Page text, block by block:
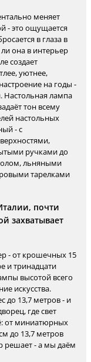
меняет
- это ощущается
в глаза в
она в интерьер
создает
уютнее,
на годы -
Настольная лампа
тон всему
настольных
- с
ручками до
льняными
тарелками
почти
захватывает
- от крошечных 15
и тринадцати
высотой всего
искусства.
до 13,7 метров - и
где свет
от миниатюрных
до 13,7 метров
решает - а мы даём